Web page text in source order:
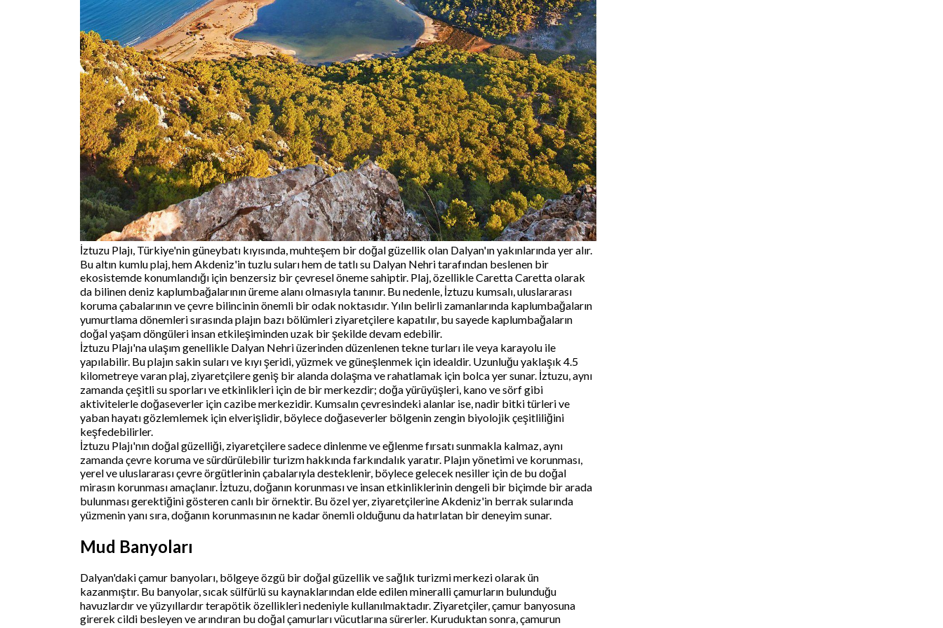
İztuzu Plajı, Türkiye'nin güneybatı kıyısında, muhteşem bir doğal güzellik olan Dalyan'ın yakınlarında yer alır.
Bu altın kumlu plaj, hem Akdeniz'in tuzlu suları hem de tatlı su Dalyan Nehri tarafından beslenen bir
ekosistemde konumlandığı için benzersiz bir çevresel öneme sahiptir. Plaj, özellikle Caretta Caretta olarak
da bilinen deniz kaplumbağalarının üreme alanı olmasıyla tanınır. Bu nedenle, İztuzu kumsalı, uluslararası
koruma çabalarının ve çevre bilincinin önemli bir odak noktasıdır. Yılın belirli zamanlarında kaplumbağaların
yumurtlama dönemleri sırasında plajın bazı bölümleri ziyaretçilere kapatılır, bu sayede kaplumbağaların
doğal yaşam döngüleri insan etkileşiminden uzak bir şekilde devam edebilir.
İztuzu Plajı'na ulaşım genellikle Dalyan Nehri üzerinden düzenlenen tekne turları ile veya karayolu ile
yapılabilir. Bu plajın sakin suları ve kıyı şeridi, yüzmek ve güneşlenmek için idealdir. Uzunluğu yaklaşık 4.5
kilometreye varan plaj, ziyaretçilere geniş bir alanda dolaşma ve rahatlamak için bolca yer sunar. İztuzu, aynı
zamanda çeşitli su sporları ve etkinlikleri için de bir merkezdir; doğa yürüyüşleri, kano ve sörf gibi
aktivitelerle doğaseverler için cazibe merkezidir. Kumsalın çevresindeki alanlar ise, nadir bitki türleri ve
yaban hayatı gözlemlemek için elverişlidir, böylece doğaseverler bölgenin zengin biyolojik çeşitliliğini
keşfedebilirler.
İztuzu Plajı'nın doğal güzelliği, ziyaretçilere sadece dinlenme ve eğlenme fırsatı sunmakla kalmaz, aynı
zamanda çevre koruma ve sürdürülebilir turizm hakkında farkındalık yaratır. Plajın yönetimi ve korunması,
yerel ve uluslararası çevre örgütlerinin çabalarıyla desteklenir, böylece gelecek nesiller için de bu doğal
mirasın korunması amaçlanır. İztuzu, doğanın korunması ve insan etkinliklerinin dengeli bir biçimde bir arada
bulunması gerektiğini gösteren canlı bir örnektir. Bu özel yer, ziyaretçilerine Akdeniz'in berrak sularında
yüzmenin yanı sıra, doğanın korunmasının ne kadar önemli olduğunu da hatırlatan bir deneyim sunar.
Mud Banyoları
Dalyan'daki çamur banyoları, bölgeye özgü bir doğal güzellik ve sağlık turizmi merkezi olarak ün
kazanmıştır. Bu banyolar, sıcak sülfürlü su kaynaklarından elde edilen mineralli çamurların bulunduğu
havuzlardır ve yüzyıllardır terapötik özellikleri nedeniyle kullanılmaktadır. Ziyaretçiler, çamur banyosuna
girerek cildi besleyen ve arındıran bu doğal çamurları vücutlarına sürerler. Kuruduktan sonra, çamurun